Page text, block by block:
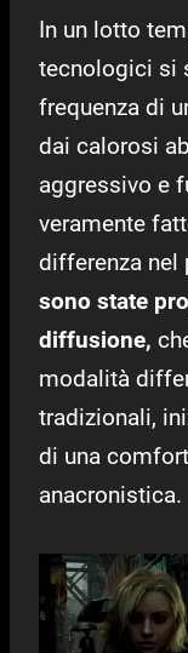
In un lotto
tecnologici si
frequenza di
dai calorosi
aggressivo e
veramente
differenza
sono state
diffusione,
modalità
tradizionali,
di una
anacronistica.